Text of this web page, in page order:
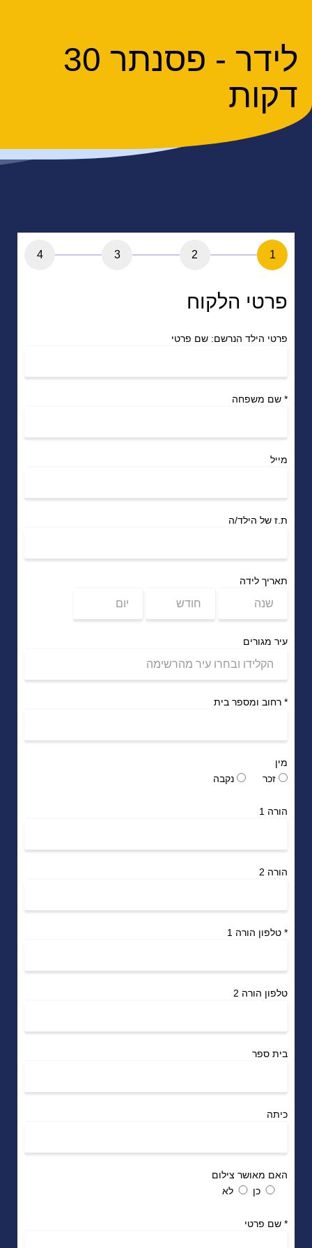
לידר - פסנתר 30
דקות
1
2
3
4
פרטי הלקוח
פרטי הילד הנרשם: שם פרטי
* שם משפחה
מייל
ת.ז של הילד/ה
תאריך לידה
עיר מגורים
* רחוב ומספר בית
מין
זכר
נקבה
הורה 1
הורה 2
* טלפון הורה 1
טלפון הורה 2
בית ספר
כיתה
האם מאושר צילום
כן
לא
* שם פרטי